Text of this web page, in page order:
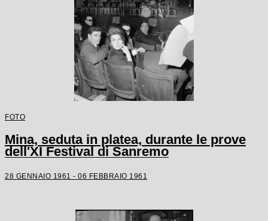
FOTO
Mina, seduta in platea, durante le prove
dell'XI Festival di Sanremo
28 GENNAIO 1961 - 06 FEBBRAIO 1961